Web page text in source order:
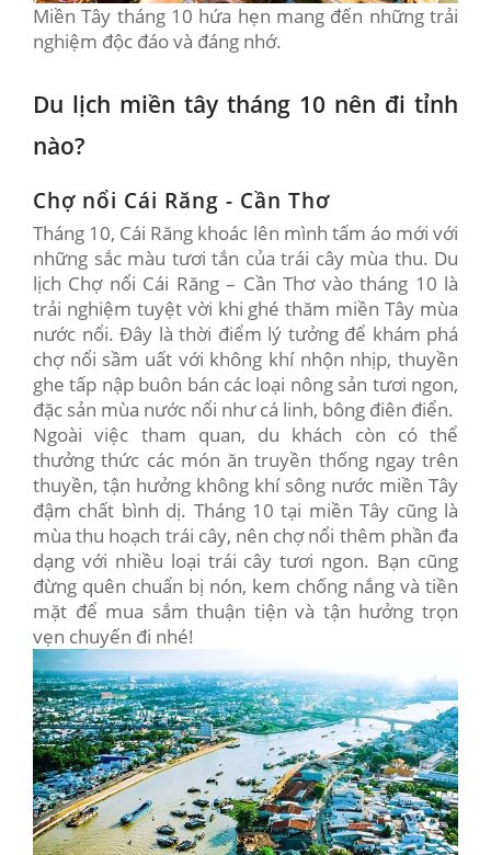
Miền Tây tháng 10 hứa hẹn mang đến những trải
nghiệm độc đáo và đáng nhớ.
Du lịch miền tây tháng 10 nên đi tỉnh
nào?
Chợ nổi Cái Răng - Cần Thơ
Tháng 10, Cái Răng khoác lên mình tấm áo mới với
những sắc màu tươi tắn của trái cây mùa thu. Du
lịch Chợ nổi Cái Răng – Cần Thơ vào tháng 10 là
trải nghiệm tuyệt vời khi ghé thăm miền Tây mùa
nước nổi. Đây là thời điểm lý tưởng để khám phá
chợ nổi sầm uất với không khí nhộn nhịp, thuyền
ghe tấp nập buôn bán các loại nông sản tươi ngon,
đặc sản mùa nước nổi như cá linh, bông điên điển.
Ngoài việc tham quan, du khách còn có thể
thưởng thức các món ăn truyền thống ngay trên
thuyền, tận hưởng không khí sông nước miền Tây
đậm chất bình dị. Tháng 10 tại miền Tây cũng là
mùa thu hoạch trái cây, nên chợ nổi thêm phần đa
dạng với nhiều loại trái cây tươi ngon. Bạn cũng
đừng quên chuẩn bị nón, kem chống nắng và tiền
mặt để mua sắm thuận tiện và tận hưởng trọn
vẹn chuyến đi nhé!